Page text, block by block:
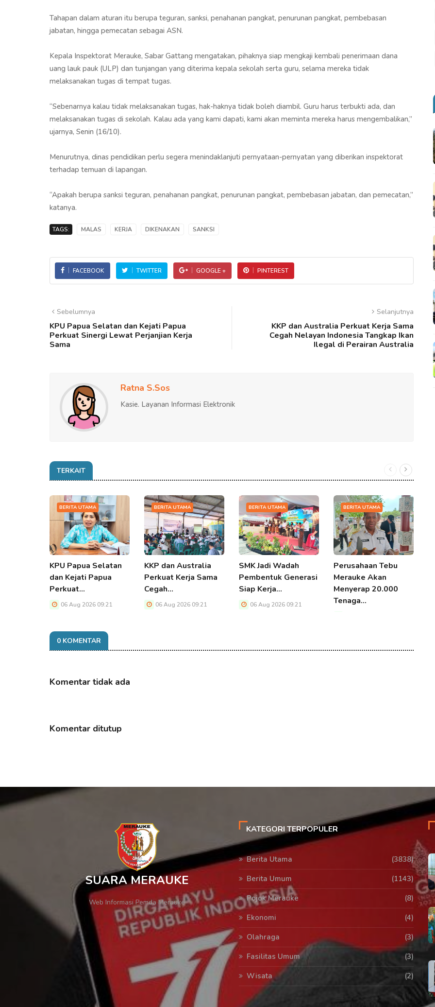
Tahapan dalam aturan itu berupa teguran, sanksi, penahanan pangkat, penurunan pangkat, pembebasan
jabatan, hingga pemecatan sebagai ASN.
Kepala Inspektorat Merauke, Sabar Gattang mengatakan, pihaknya siap mengkaji kembali penerimaan dana
uang lauk pauk (ULP) dan tunjangan yang diterima kepala sekolah serta guru, selama mereka tidak
melaksanakan tugas di tempat tugas.
“Sebenarnya kalau tidak melaksanakan tugas, hak-haknya tidak boleh diambil. Guru harus terbukti ada, dan
melaksanakan tugas di sekolah. Kalau ada yang kami dapati, kami akan meminta mereka harus mengembalikan,”
ujarnya, Senin (16/10).
Menurutnya, dinas pendidikan perlu segera menindaklanjuti pernyataan-pernyatan yang diberikan inspektorat
terhadap temuan di lapangan.
“Apakah berupa sanksi teguran, penahanan pangkat, penurunan pangkat, pembebasan jabatan, dan pemecatan,”
katanya.
TAGS: MALAS KERJA DIKENAKAN SANKSI
FACEBOOK TWITTER GOOGLE + PINTEREST
Sebelumnya
KPU Papua Selatan dan Kejati Papua
Perkuat Sinergi Lewat Perjanjian Kerja
Sama
Selanjutnya
KKP dan Australia Perkuat Kerja Sama
Cegah Nelayan Indonesia Tangkap Ikan
Ilegal di Perairan Australia
Ratna S.Sos
Kasie. Layanan Informasi Elektronik
TERKAIT
BERITA UTAMA
KPU Papua Selatan
dan Kejati Papua
Perkuat…
06 Aug 2026 09:21
BERITA UTAMA
KKP dan Australia
Perkuat Kerja Sama
Cegah…
06 Aug 2026 09:21
BERITA UTAMA
SMK Jadi Wadah
Pembentuk Generasi
Siap Kerja…
06 Aug 2026 09:21
BERITA UTAMA
Perusahaan Tebu
Merauke Akan
Menyerap 20.000
Tenaga…
0 KOMENTAR
Komentar tidak ada
Komentar ditutup
SUARA MERAUKE
Web Informasi Pemda Merauke
KATEGORI TERPOPULER
Berita Utama
(3838)
Berita Umum
(1143)
Pojok Merauke
(8)
Ekonomi
(4)
Olahraga
(3)
Fasilitas Umum
(3)
Wisata
(2)